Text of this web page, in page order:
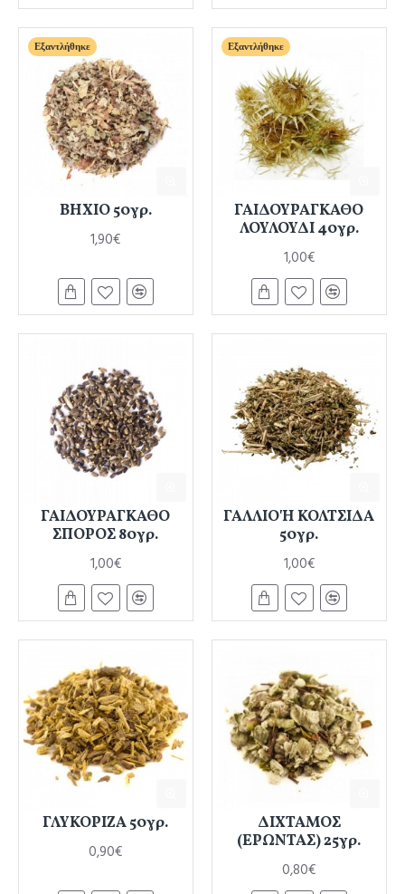
Εξαντλήθηκε
ΒΗΧΙΟ 50γρ.
1,90€
Εξαντλήθηκε
ΓΑΙΔΟΥΡΑΓΚΑΘΟ
ΛΟΥΛΟΥΔΙ 40γρ.
1,00€
ΓΑΙΔΟΥΡΑΓΚΑΘΟ
ΣΠΟΡΟΣ 80γρ.
1,00€
ΓΑΛΛΙΟ Ή ΚΟΛΤΣΙΔΑ
50γρ.
1,00€
ΓΛΥΚΟΡΙΖΑ 50γρ.
0,90€
ΔΙΧΤΑΜΟΣ
(ΕΡΩΝΤΑΣ) 25γρ.
0,80€